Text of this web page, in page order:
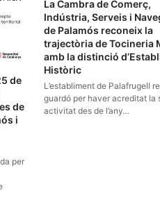
de
de
i
per
La Cambra de Comerç,
Indústria, Serveis i
de Palamós reconeix la
trajectòria de Tocineria
amb la distinció
Històric
L’establiment de Palafrugell
guardó per haver acreditat la
activitat des de l’any…